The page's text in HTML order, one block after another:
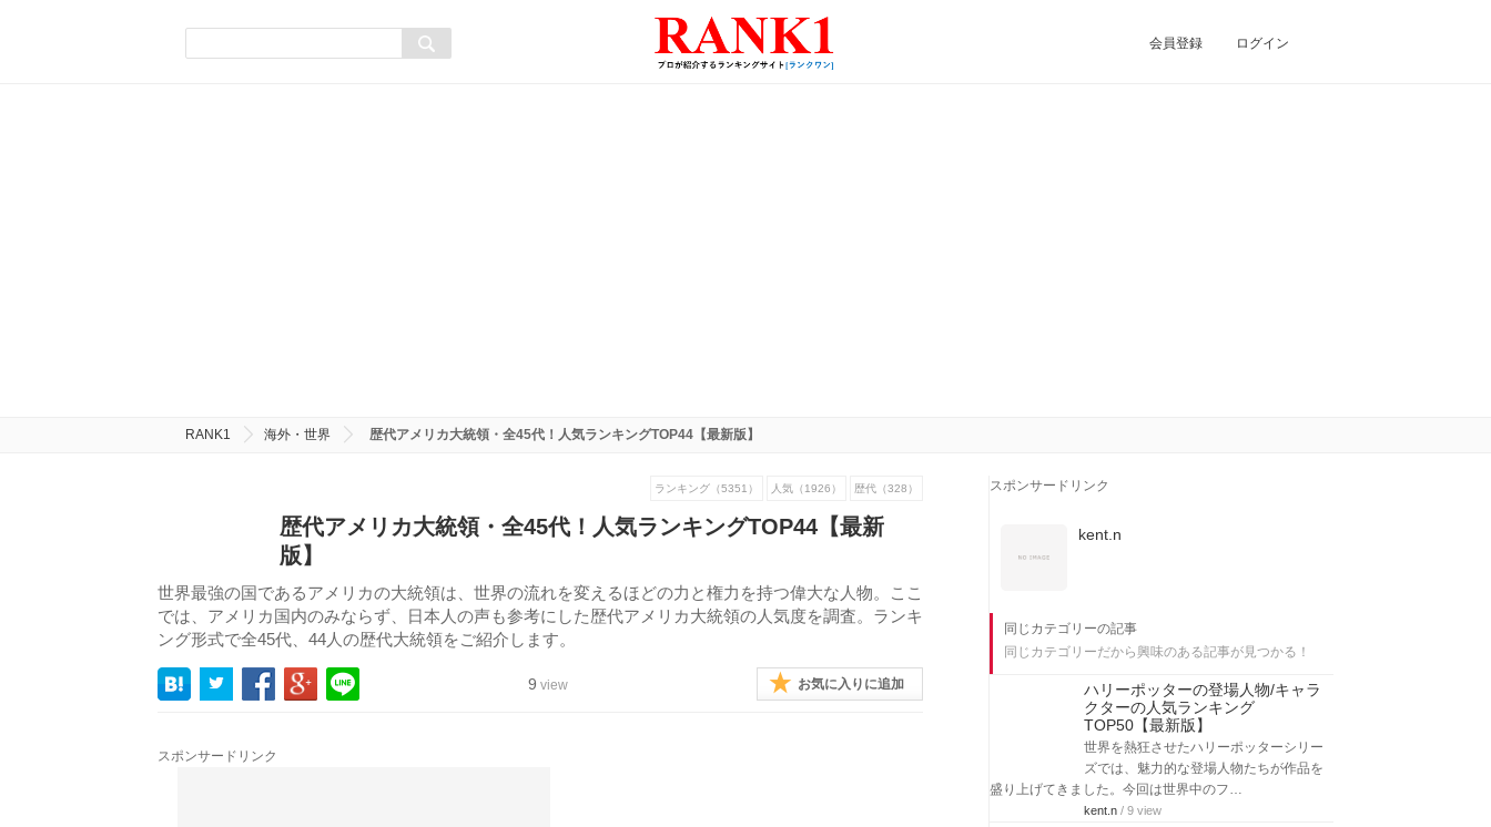
会員登録 ログイン
RANK1 海外・世界 歴代アメリカ大統領・全45代！人気ランキングTOP44【最新版】
ランキング（5351） 人気（1926） 歴代（328）
歴代アメリカ大統領・全45代！人気ランキングTOP44【最新
版】
世界最強の国であるアメリカの大統領は、世界の流れを変えるほどの力と権力を持つ偉大な人物。ここ
では、アメリカ国内のみならず、日本人の声も参考にした歴代アメリカ大統領の人気度を調査。ランキ
ング形式で全45代、44人の歴代大統領をご紹介します。
9 view お気に入りに追加
スポンサードリンク
スポンサードリンク
kent.n
同じカテゴリーの記事
同じカテゴリーだから興味のある記事が見つかる！
ハリーポッターの登場人物/キャラ
クターの人気ランキング
TOP50【最新版】
世界を熱狂させたハリーポッターシリー
ズでは、魅力的な登場人物たちが作品を
盛り上げてきました。今回は世界中のフ…
kent.n / 9 view